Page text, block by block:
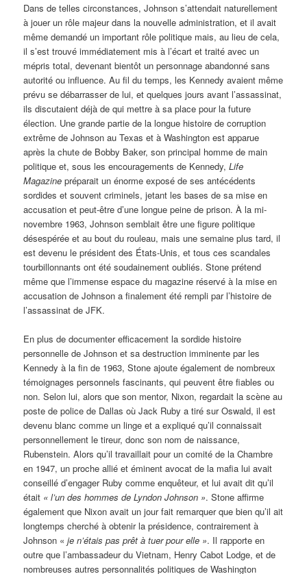
Dans de telles circonstances, Johnson s’attendait naturellement
à jouer un rôle majeur dans la nouvelle administration, et il avait
même demandé un important rôle politique mais, au lieu de cela,
il s’est trouvé immédiatement mis à l’écart et traité avec un
mépris total, devenant bientôt un personnage abandonné sans
autorité ou influence. Au fil du temps, les Kennedy avaient même
prévu se débarrasser de lui, et quelques jours avant l’assassinat,
ils discutaient déjà de qui mettre à sa place pour la future
élection. Une grande partie de la longue histoire de corruption
extrême de Johnson au Texas et à Washington est apparue
après la chute de Bobby Baker, son principal homme de main
politique et, sous les encouragements de Kennedy,Life
Magazine préparait un énorme exposé de ses antécédents
sordides et souvent criminels, jetant les bases de sa mise en
accusation et peut-être d’une longue peine de prison. À la mi-
novembre 1963, Johnson semblait être une figure politique
désespérée et au bout du rouleau, mais une semaine plus tard, il
est devenu le président des États-Unis, et tous ces scandales
tourbillonnants ont été soudainement oubliés. Stone prétend
même que l’immense espace du magazine réservé à la mise en
accusation de Johnson a finalement été rempli par l’histoire de
l’assassinat de JFK.
En plus de documenter efficacement la sordide histoire
personnelle de Johnson et sa destruction imminente par les
Kennedy à la fin de 1963, Stone ajoute également de nombreux
témoignages personnels fascinants, qui peuvent être fiables ou
non. Selon lui, alors que son mentor, Nixon, regardait la scène au
poste de police de Dallas où Jack Ruby a tiré sur Oswald, il est
devenu blanc comme un linge et a expliqué qu’il connaissait
personnellement le tireur, donc son nom de naissance,
Rubenstein. Alors qu’il travaillait pour un comité de la Chambre
en 1947, un proche allié et éminent avocat de la mafia lui avait
conseillé d’engager Ruby comme enquêteur, et lui avait dit qu’il
était «l’un des hommes de Lyndon Johnson ». Stone affirme
également que Nixon avait un jour fait remarquer que bien qu’il ait
longtemps cherché à obtenir la présidence, contrairement à
Johnson «je n’étais pas prêt à tuer pour elle ». Il rapporte en
outre que l’ambassadeur du Vietnam, Henry Cabot Lodge, et de
nombreuses autres personnalités politiques de Washington